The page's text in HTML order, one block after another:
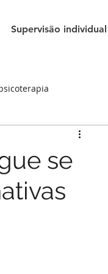
Supervisão individual
se